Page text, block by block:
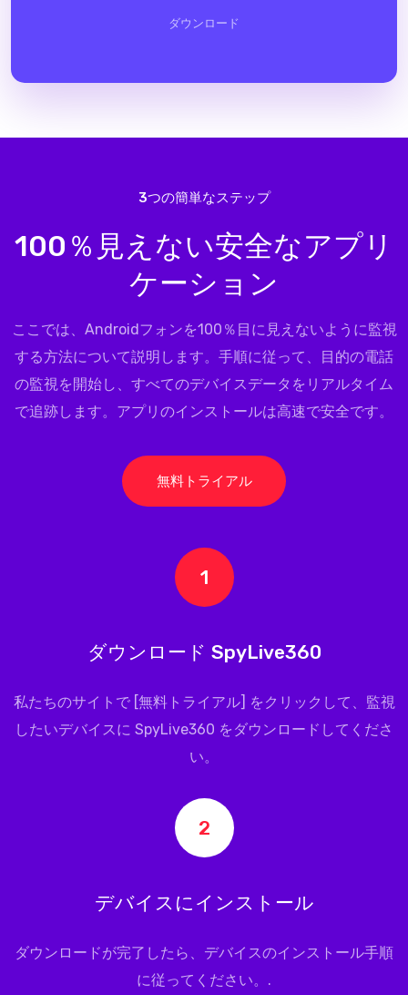
ダウンロード
3つの簡単なステップ
100％見えない安全なアプリ
ケーション
ここでは、Androidフォンを100％目に見えないように監視
する方法について説明します。手順に従って、目的の電話
の監視を開始し、すべてのデバイスデータをリアルタイム
で追跡します。アプリのインストールは高速で安全です。
無料トライアル
1
ダウンロード SpyLive360
私たちのサイトで [無料トライアル] をクリックして、監視
したいデバイスに SpyLive360 をダウンロードしてくださ
い。
2
デバイスにインストール
ダウンロードが完了したら、デバイスのインストール手順
に従ってください。.